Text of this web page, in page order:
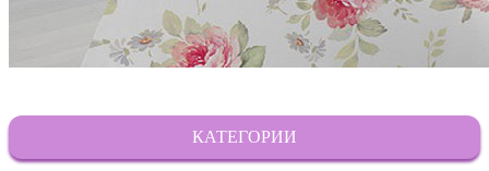
КАТЕГОРИИ